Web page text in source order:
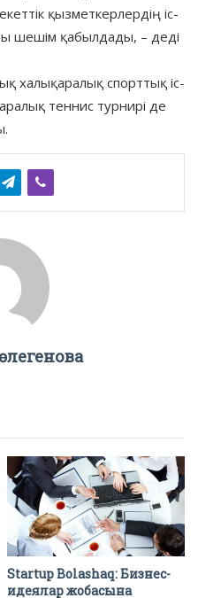
қызметкерлердің іс-
шешім қабылдады, – деді
халықаралық спорттық іс-
теннис турнирі де
Startup Bolashaq: Бизнес-
идеялар жобасына